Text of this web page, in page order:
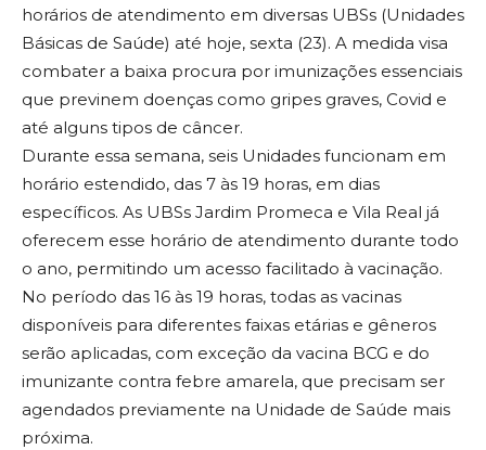
horários de atendimento em diversas UBSs (Unidades
Básicas de Saúde) até hoje, sexta (23). A medida visa
combater a baixa procura por imunizações essenciais
que previnem doenças como gripes graves, Covid e
até alguns tipos de câncer.
Durante essa semana, seis Unidades funcionam em
horário estendido, das 7 às 19 horas, em dias
específicos. As UBSs Jardim Promeca e Vila Real já
oferecem esse horário de atendimento durante todo
o ano, permitindo um acesso facilitado à vacinação.
No período das 16 às 19 horas, todas as vacinas
disponíveis para diferentes faixas etárias e gêneros
serão aplicadas, com exceção da vacina BCG e do
imunizante contra febre amarela, que precisam ser
agendados previamente na Unidade de Saúde mais
próxima.